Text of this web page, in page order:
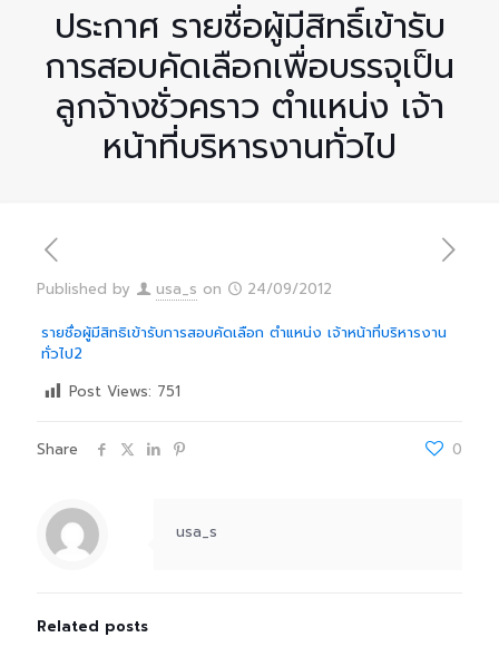
ประกาศ รายชื่อผู้มีสิทธิ์เข้ารับ
การสอบคัดเลือกเพื่อบรรจุเป็น
ลูกจ้างชั่วคราว ตำแหน่ง เจ้า
หน้าที่บริหารงานทั่วไป
Published by usa_s on 24/09/2012
รายชื่อผู้มีสิทธิเข้ารับการสอบคัดเลือก ตำแหน่ง เจ้าหน้าที่บริหารงาน
ทั่วไป2
Post Views: 751
Share 0
usa_s
Related posts